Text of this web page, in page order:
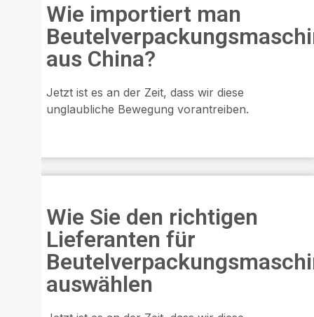
Wie importiert man
aus China?
Jetzt ist es an der Zeit, dass wir diese
unglaubliche Bewegung vorantreiben.
Wie Sie den richtigen
Lieferanten für
auswählen